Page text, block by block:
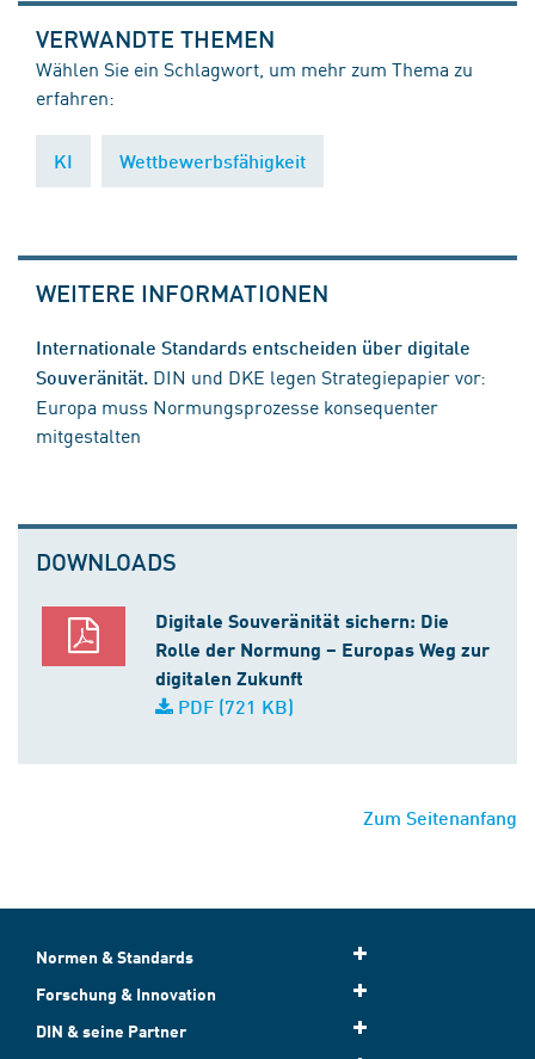
VERWANDTE THEMEN
Wählen Sie ein Schlagwort, um mehr zum Thema zu
erfahren:
KI Wettbewerbsfähigkeit
WEITERE INFORMATIONEN
Internationale Standards entscheiden über digitale
Souveränität. DIN und DKE legen Strategiepapier vor:
Europa muss Normungsprozesse konsequenter
mitgestalten
DOWNLOADS
Digitale Souveränität sichern: Die
Rolle der Normung – Europas Weg zur
digitalen Zukunft
PDF (721 KB)
Zum Seitenanfang
Normen & Standards
Forschung & Innovation
DIN & seine Partner